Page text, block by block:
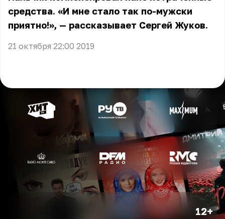
средства. «И мне стало так по-мужски
приятно!», — рассказывает Сергей Жуков.
21 октября 22:00 2019
12+